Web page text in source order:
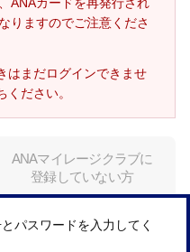
りますのでご注意くださ
はまだログインできませ
ださい。
ANAマイレージクラブに
登録していない方
パスワードを入力してく